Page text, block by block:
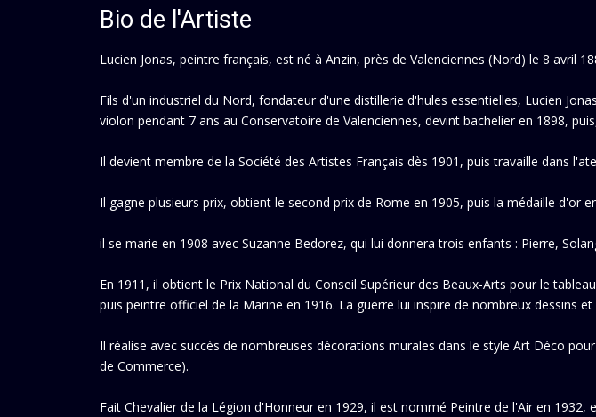
Bio de l'Artiste
Lucien Jonas, peintre français, est né à Anzin, près de Valenciennes (Nord) le 8 avril
Fils d'un industriel du Nord, fondateur d'une distillerie d'hules essentielles, Lucien
violon pendant 7 ans au Conservatoire de Valenciennes, devint bachelier en 1898,
Il devient membre de la Société des Artistes Français dès 1901, puis travaille dans
Il gagne plusieurs prix, obtient le second prix de Rome en 1905, puis la médaille d'or
il se marie en 1908 avec Suzanne Bedorez, qui lui donnera trois enfants : Pierre,
En 1911, il obtient le Prix National du Conseil Supérieur des Beaux-Arts pour le
puis peintre officiel de la Marine en 1916. La guerre lui inspire de nombreux dessins
Il réalise avec succès de nombreuses décorations murales dans le style Art Déco
de Commerce).
Fait Chevalier de la Légion d'Honneur en 1929, il est nommé Peintre de l'Air en